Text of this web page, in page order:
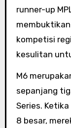
runner-up
kompetisi
kesulitan
M6
sepanjang
Series.
8 besar,